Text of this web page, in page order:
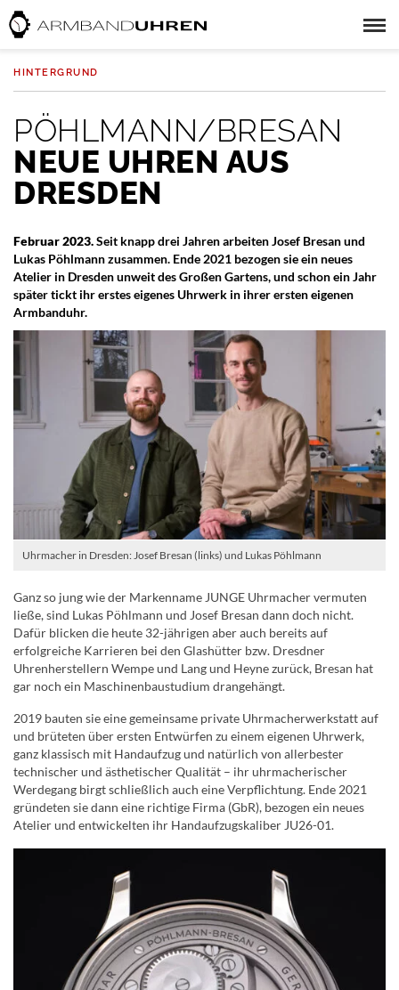
HINTERGRUND
PÖHLMANN/BRESAN
NEUE UHREN AUS
DRESDEN
Februar 2023.Seit knapp drei Jahren arbeiten Josef Bresan und
Lukas Pöhlmann zusammen. Ende 2021 bezogen sie ein neues
Atelier in Dresden unweit des Großen Gartens, und schon ein Jahr
später tickt ihr erstes eigenes Uhrwerk in ihrer ersten eigenen
Armbanduhr.
Uhrmacher in Dresden: Josef Bresan (links) und Lukas Pöhlmann
Ganz so jung wie der Markenname JUNGE Uhrmacher vermuten
ließe, sind Lukas Pöhlmann und Josef Bresan dann doch nicht.
Dafür blicken die heute 32-jährigen aber auch bereits auf
erfolgreiche Karrieren bei den Glashütter bzw. Dresdner
Uhrenherstellern Wempe und Lang und Heyne zurück, Bresan hat
gar noch ein Maschinenbaustudium drangehängt.
2019 bauten sie eine gemeinsame private Uhrmacherwerkstatt auf
und brüteten über ersten Entwürfen zu einem eigenen Uhrwerk,
ganz klassisch mit Handaufzug und natürlich von allerbester
technischer und ästhetischer Qualität – ihr uhrmacherischer
Werdegang birgt schließlich auch eine Verpflichtung. Ende 2021
gründeten sie dann eine richtige Firma (GbR), bezogen ein neues
Atelier und entwickelten ihr Handaufzugskaliber JU26-01.